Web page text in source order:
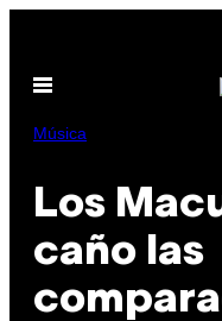
contenido
Abrir
Música
Los
caño las